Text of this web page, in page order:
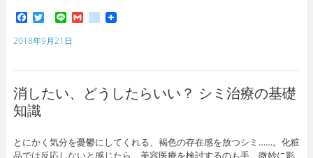
F
c
o
k
T
i
r
L
n
G g
_
b
m
a
2018年9月21日
消したい、どうしたらいい？ シミ治療の基礎
知識
とにかく気分を憂鬱にしてくれる、褐色の存在感を放つシミ……。化粧
品では反応しないと感じたら、美容医療を検討するのも手。微妙に影